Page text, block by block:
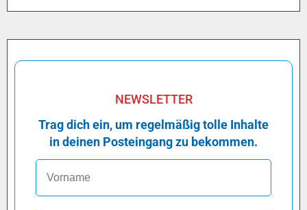
NEWSLETTER
Trag dich ein, um regelmäßig tolle Inhalte
in deinen Posteingang zu bekommen.